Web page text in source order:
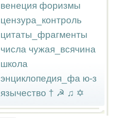
венеция форизмы
цензура_контроль
цитаты_фрагменты
числа чужая_всячина
школа
энциклопедия_фа ю-з
язычество † ☭ ♫ ✡